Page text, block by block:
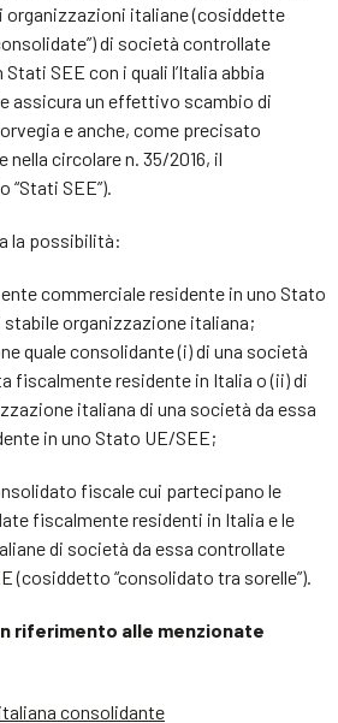
organizzazioni italiane (cosiddette
di società controllate
SEE con i quali l’Italia abbia
assicura un effettivo scambio di
e anche, come precisato
nella circolare n. 35/2016, il
SEE”).
la possibilità:
commerciale residente in uno Stato
stabile organizzazione italiana;
quale consolidante (i) di una società
fiscalmente residente in Italia o (ii) di
italiana di una società da essa
in uno Stato UE/SEE;
fiscale cui partecipano le
fiscalmente residenti in Italia e le
di società da essa controllate
(cosiddetto “consolidato tra sorelle”).
riferimento alle menzionate
consolidante